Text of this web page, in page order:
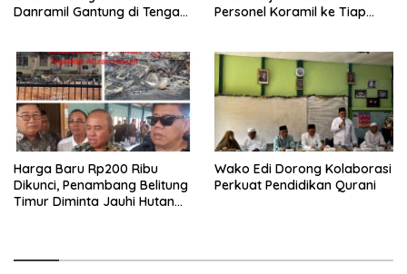
Danramil Gantung di Tengah
Personel Koramil ke Tiap
Harga Baru Rp200 Ribu
Dikunci, Penambang Belitung
Timur Diminta Jauhi Hutan
Wako Edi Dorong Kolaborasi
Perkuat Pendidikan Qurani